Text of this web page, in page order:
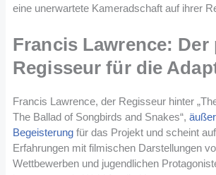
eine unerwartete Kameradschaft auf ihrer
Francis Lawrence: Der
Regisseur für die
Francis Lawrence, der Regisseur hinter
The Ballad of Songbirds and Snakes“,
Begeisterung für das Projekt und scheint
Erfahrungen mit filmischen Darstellungen
Wettbewerben und jugendlichen